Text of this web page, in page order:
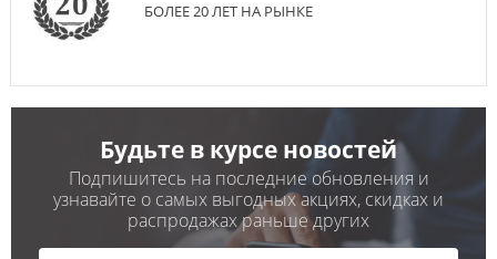
БОЛЕЕ 20 ЛЕТ НА РЫНКЕ
Будьте в курсе новостей
Подпишитесь на последние обновления и
узнавайте о самых выгодных акциях, скидках и
распродажах раньше других